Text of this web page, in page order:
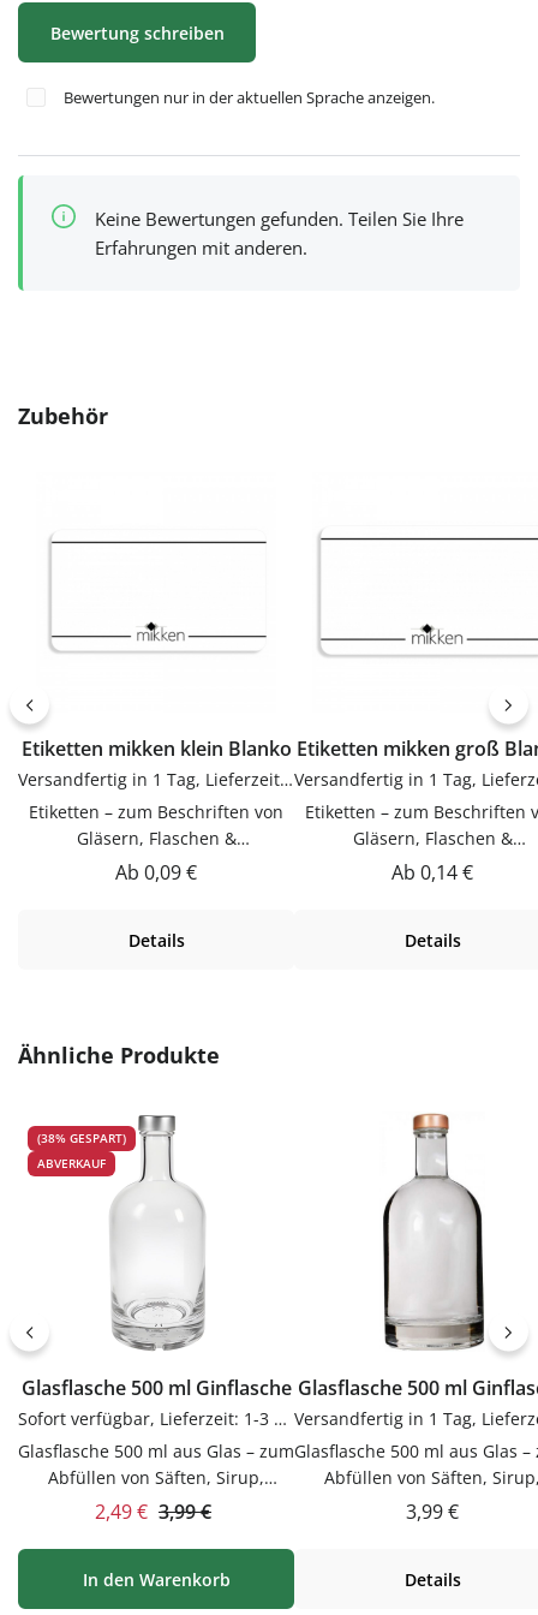
Bewertung schreiben
Bewertungen nur in der aktuellen Sprache anzeigen.
Keine Bewertungen gefunden. Teilen Sie Ihre
Erfahrungen mit anderen.
Produktgalerie überspringen
Zubehör
Etiketten mikken klein Blanko
Versandfertig in 1 Tag, Lieferzeit 1-3 Tage
Etiketten – zum Beschriften von
Gläsern, Flaschen &
DosenEtiketten zum Beschriften
Vorrat und Haushalt – passend zu
& Dosen. Einfach in der
Gebrauch reinigenGut trocknen
lassenJetzt bestellenBestelle
Etiketten bequem online bei
flaschen-glaeser-und-dosen.de.
Regulärer Preis:
Ab 0,09 €
Details
Etiketten mikken groß
Etiketten – zum Beschriften
Gläsern, Flaschen &
DosenEtiketten zum
Vorrat und Haushalt –
Gebrauch reinigenGut
lassenJetzt
Etiketten bequem online
flaschen-glaeser-und-
Regulärer Preis:
Ab 0,14 €
Details
Produktgalerie überspringen
Ähnliche Produkte
(38% GESPART)
ABVERKAUF
Glasflasche 500 ml Ginflasche
Sofort verfügbar, Lieferzeit: 1-3 Tage
Glasflasche 500 ml aus Glas – zum
Abfüllen von Säften, Sirup,
Likören & ÖlenDieser Glasflasche
von Säften, Sirup, Likören & Ölen.
Hochwertig verarbeitet und für
den täglichen Gebrauch
Verkaufspreis:
2,49 € Regulärer Preis:
3,99 €
In den Warenkorb
Glasflasche 500 ml
Glasflasche 500 ml aus Glas –
Abfüllen von Säften,
Likören & ÖlenDieser
Hochwertig verarbeitet und
Regulärer
3,99 €
Details